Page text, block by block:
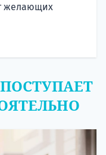
желающих